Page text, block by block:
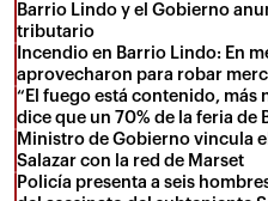
Barrio Lindo y el Gobierno
tributario
Incendio en Barrio Lindo: En
aprovecharon para robar
“El fuego está contenido, más
dice que un 70% de la feria de
Ministro de Gobierno vincula
Salazar con la red de Marset
Policía presenta a seis